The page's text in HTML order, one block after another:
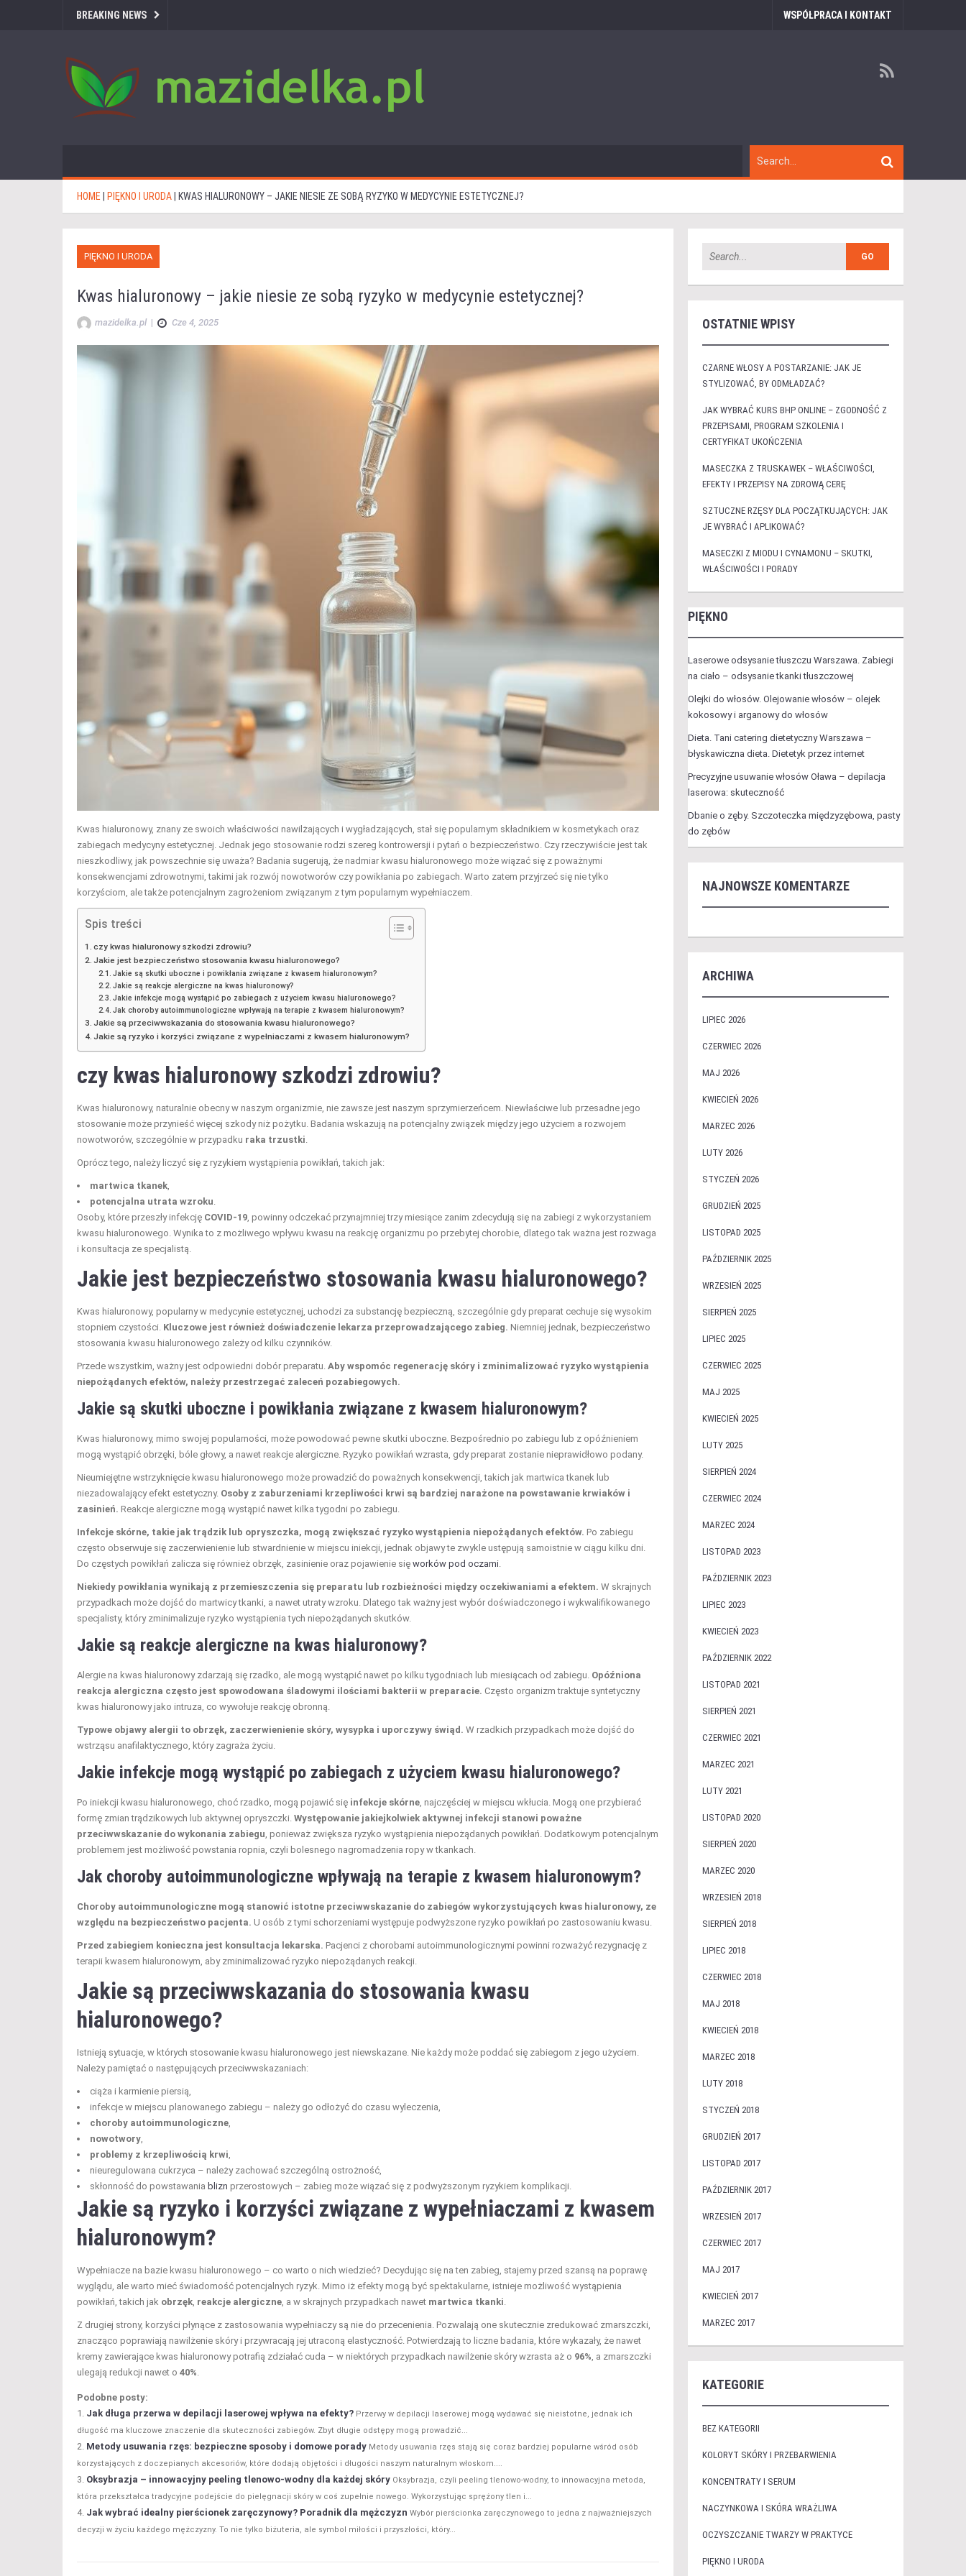
BREAKING NEWS WSPÓŁPRACA I KONTAKT
HOME PIĘKNO I URODA KWAS HIALURONOWY – JAKIE NIESIE ZE SOBĄ RYZYKO W MEDYCYNIE ESTETYCZNEJ?
PIĘKNO I URODA
Kwas hialuronowy – jakie niesie ze sobą ryzyko w medycynie estetycznej?
mazidelka.pl | Cze 4, 2025
Kwas hialuronowy, znany ze swoich właściwości nawilżających i wygładzających, stał się popularnym składnikiem w kosmetykach oraz
zabiegach medycyny estetycznej. Jednak jego stosowanie rodzi szereg kontrowersji i pytań o bezpieczeństwo. Czy rzeczywiście jest tak
nieszkodliwy, jak powszechnie się uważa? Badania sugerują, że nadmiar kwasu hialuronowego może wiązać się z poważnymi
konsekwencjami zdrowotnymi, takimi jak rozwój nowotworów czy powikłania po zabiegach. Warto zatem przyjrzeć się nie tylko
korzyściom, ale także potencjalnym zagrożeniom związanym z tym popularnym wypełniaczem.
Spis treści
czy kwas hialuronowy szkodzi zdrowiu?
Jakie jest bezpieczeństwo stosowania kwasu hialuronowego?
Jakie są skutki uboczne i powikłania związane z kwasem hialuronowym?
Jakie są reakcje alergiczne na kwas hialuronowy?
Jakie infekcje mogą wystąpić po zabiegach z użyciem kwasu hialuronowego?
Jak choroby autoimmunologiczne wpływają na terapie z kwasem hialuronowym?
Jakie są przeciwwskazania do stosowania kwasu hialuronowego?
Jakie są ryzyko i korzyści związane z wypełniaczami z kwasem hialuronowym?
czy kwas hialuronowy szkodzi zdrowiu?
Kwas hialuronowy, naturalnie obecny w naszym organizmie, nie zawsze jest naszym sprzymierzeńcem. Niewłaściwe lub przesadne jego
stosowanie może przynieść więcej szkody niż pożytku. Badania wskazują na potencjalny związek między jego użyciem a rozwojem
nowotworów, szczególnie w przypadku raka trzustki
Oprócz tego, należy liczyć się z ryzykiem wystąpienia powikłań, takich jak:
martwica tkanek
potencjalna utrata wzroku
Osoby, które przeszły infekcję COVID-19 , powinny odczekać przynajmniej trzy miesiące zanim zdecydują się na zabiegi z wykorzystaniem
kwasu hialuronowego. Wynika to z możliwego wpływu kwasu na reakcję organizmu po przebytej chorobie, dlatego tak ważna jest rozwaga
i konsultacja ze specjalistą.
Jakie jest bezpieczeństwo stosowania kwasu hialuronowego?
Kwas hialuronowy, popularny w medycynie estetycznej, uchodzi za substancję bezpieczną, szczególnie gdy preparat cechuje się wysokim
stopniem czystości. Kluczowe jest również doświadczenie lekarza przeprowadzającego zabieg. Niemniej jednak, bezpieczeństwo
stosowania kwasu hialuronowego zależy od kilku czynników.
Przede wszystkim, ważny jest odpowiedni dobór preparatu. Aby wspomóc regenerację skóry i zminimalizować ryzyko wystąpienia
niepożądanych efektów, należy przestrzegać zaleceń pozabiegowych.
Jakie są skutki uboczne i powikłania związane z kwasem hialuronowym?
Kwas hialuronowy, mimo swojej popularności, może powodować pewne skutki uboczne. Bezpośrednio po zabiegu lub z opóźnieniem
mogą wystąpić obrzęki, bóle głowy, a nawet reakcje alergiczne. Ryzyko powikłań wzrasta, gdy preparat zostanie nieprawidłowo podany.
Nieumiejętne wstrzyknięcie kwasu hialuronowego może prowadzić do poważnych konsekwencji, takich jak martwica tkanek lub
niezadowalający efekt estetyczny. Osoby z zaburzeniami krzepliwości krwi są bardziej narażone na powstawanie krwiaków i
zasinień. Reakcje alergiczne mogą wystąpić nawet kilka tygodni po zabiegu.
Infekcje skórne, takie jak trądzik lub opryszczka, mogą zwiększać ryzyko wystąpienia niepożądanych efektów. Po zabiegu
często obserwuje się zaczerwienienie lub stwardnienie w miejscu iniekcji, jednak objawy te zwykle ustępują samoistnie w ciągu kilku dni.
Do częstych powikłań zalicza się również obrzęk, zasinienie oraz pojawienie się worków pod oczami
Niekiedy powikłania wynikają z przemieszczenia się preparatu lub rozbieżności między oczekiwaniami a efektem. W skrajnych
przypadkach może dojść do martwicy tkanki, a nawet utraty wzroku. Dlatego tak ważny jest wybór doświadczonego i wykwalifikowanego
specjalisty, który zminimalizuje ryzyko wystąpienia tych niepożądanych skutków.
Jakie są reakcje alergiczne na kwas hialuronowy?
Alergie na kwas hialuronowy zdarzają się rzadko, ale mogą wystąpić nawet po kilku tygodniach lub miesiącach od zabiegu. Opóźniona
reakcja alergiczna często jest spowodowana śladowymi ilościami bakterii w preparacie. Często organizm traktuje syntetyczny
kwas hialuronowy jako intruza, co wywołuje reakcję obronną.
Typowe objawy alergii to obrzęk, zaczerwienienie skóry, wysypka i uporczywy świąd. W rzadkich przypadkach może dojść do
wstrząsu anafilaktycznego, który zagraża życiu.
Jakie infekcje mogą wystąpić po zabiegach z użyciem kwasu hialuronowego?
Po iniekcji kwasu hialuronowego, choć rzadko, mogą pojawić się infekcje skórne , najczęściej w miejscu wkłucia. Mogą one przybierać
formę zmian trądzikowych lub aktywnej opryszczki. Występowanie jakiejkolwiek aktywnej infekcji stanowi poważne
przeciwwskazanie do wykonania zabiegu , ponieważ zwiększa ryzyko wystąpienia niepożądanych powikłań. Dodatkowym potencjalnym
problemem jest możliwość powstania ropnia, czyli bolesnego nagromadzenia ropy w tkankach.
Jak choroby autoimmunologiczne wpływają na terapie z kwasem hialuronowym?
Choroby autoimmunologiczne mogą stanowić istotne przeciwwskazanie do zabiegów wykorzystujących kwas hialuronowy, ze
względu na bezpieczeństwo pacjenta. U osób z tymi schorzeniami występuje podwyższone ryzyko powikłań po zastosowaniu kwasu.
Przed zabiegiem konieczna jest konsultacja lekarska. Pacjenci z chorobami autoimmunologicznymi powinni rozważyć rezygnację z
terapii kwasem hialuronowym, aby zminimalizować ryzyko niepożądanych reakcji.
Jakie są przeciwwskazania do stosowania kwasu
hialuronowego?
Istnieją sytuacje, w których stosowanie kwasu hialuronowego jest niewskazane. Nie każdy może poddać się zabiegom z jego użyciem.
Należy pamiętać o następujących przeciwwskazaniach:
ciąża i karmienie piersią,
infekcje w miejscu planowanego zabiegu – należy go odłożyć do czasu wyleczenia,
choroby autoimmunologiczne
nowotwory
problemy z krzepliwością krwi
nieuregulowana cukrzyca – należy zachować szczególną ostrożność,
skłonność do powstawania blizn przerostowych – zabieg może wiązać się z podwyższonym ryzykiem komplikacji.
Jakie są ryzyko i korzyści związane z wypełniaczami z kwasem
hialuronowym?
Wypełniacze na bazie kwasu hialuronowego – co warto o nich wiedzieć? Decydując się na ten zabieg, stajemy przed szansą na poprawę
wyglądu, ale warto mieć świadomość potencjalnych ryzyk. Mimo iż efekty mogą być spektakularne, istnieje możliwość wystąpienia
powikłań, takich jak obrzęk reakcje alergiczne , a w skrajnych przypadkach nawet martwica tkanki
Z drugiej strony, korzyści płynące z zastosowania wypełniaczy są nie do przecenienia. Pozwalają one skutecznie zredukować zmarszczki,
znacząco poprawiają nawilżenie skóry i przywracają jej utraconą elastyczność. Potwierdzają to liczne badania, które wykazały, że nawet
kremy zawierające kwas hialuronowy potrafią zdziałać cuda – w niektórych przypadkach nawilżenie skóry wzrasta aż o 96% , a zmarszczki
ulegają redukcji nawet o 40%
Podobne posty:
Jak długa przerwa w depilacji laserowej wpływa na efekty? Przerwy w depilacji laserowej mogą wydawać się nieistotne, jednak ich
długość ma kluczowe znaczenie dla skuteczności zabiegów. Zbyt długie odstępy mogą prowadzić...
Metody usuwania rzęs: bezpieczne sposoby i domowe porady Metody usuwania rzęs stają się coraz bardziej popularne wśród osób
korzystających z doczepianych akcesoriów, które dodają objętości i długości naszym naturalnym włoskom....
Oksybrazja – innowacyjny peeling tlenowo-wodny dla każdej skóry Oksybrazja, czyli peeling tlenowo-wodny, to innowacyjna metoda,
która przekształca tradycyjne podejście do pielęgnacji skóry w coś zupełnie nowego. Wykorzystując sprężony tlen i...
Jak wybrać idealny pierścionek zaręczynowy? Poradnik dla mężczyzn Wybór pierścionka zaręczynowego to jedna z najważniejszych
decyzji w życiu każdego mężczyzny. To nie tylko biżuteria, ale symbol miłości i przyszłości, który...
OSTATNIE WPISY
CZARNE WŁOSY A POSTARZANIE: JAK JE
STYLIZOWAĆ, BY ODMŁADZAĆ?
JAK WYBRAĆ KURS BHP ONLINE – ZGODNOŚĆ Z
PRZEPISAMI, PROGRAM SZKOLENIA I
CERTYFIKAT UKOŃCZENIA
MASECZKA Z TRUSKAWEK – WŁAŚCIWOŚCI,
EFEKTY I PRZEPISY NA ZDROWĄ CERĘ
SZTUCZNE RZĘSY DLA POCZĄTKUJĄCYCH: JAK
JE WYBRAĆ I APLIKOWAĆ?
MASECZKI Z MIODU I CYNAMONU – SKUTKI,
WŁAŚCIWOŚCI I PORADY
PIĘKNO
Laserowe odsysanie tłuszczu Warszawa. Zabiegi
na ciało – odsysanie tkanki tłuszczowej
Olejki do włosów. Olejowanie włosów – olejek
kokosowy i arganowy do włosów
Dieta. Tani catering dietetyczny Warszawa –
błyskawiczna dieta. Dietetyk przez internet
Precyzyjne usuwanie włosów Oława – depilacja
laserowa: skuteczność
Dbanie o zęby. Szczoteczka międzyzębowa, pasty
do zębów
NAJNOWSZE KOMENTARZE
ARCHIWA
LIPIEC 2026
CZERWIEC 2026
MAJ 2026
KWIECIEŃ 2026
MARZEC 2026
LUTY 2026
STYCZEŃ 2026
GRUDZIEŃ 2025
LISTOPAD 2025
PAŹDZIERNIK 2025
WRZESIEŃ 2025
SIERPIEŃ 2025
LIPIEC 2025
CZERWIEC 2025
MAJ 2025
KWIECIEŃ 2025
LUTY 2025
SIERPIEŃ 2024
CZERWIEC 2024
MARZEC 2024
LISTOPAD 2023
PAŹDZIERNIK 2023
LIPIEC 2023
KWIECIEŃ 2023
PAŹDZIERNIK 2022
LISTOPAD 2021
SIERPIEŃ 2021
CZERWIEC 2021
MARZEC 2021
LUTY 2021
LISTOPAD 2020
SIERPIEŃ 2020
MARZEC 2020
WRZESIEŃ 2018
SIERPIEŃ 2018
LIPIEC 2018
CZERWIEC 2018
MAJ 2018
KWIECIEŃ 2018
MARZEC 2018
LUTY 2018
STYCZEŃ 2018
GRUDZIEŃ 2017
LISTOPAD 2017
PAŹDZIERNIK 2017
WRZESIEŃ 2017
CZERWIEC 2017
MAJ 2017
KWIECIEŃ 2017
MARZEC 2017
KATEGORIE
BEZ KATEGORII
KOLORYT SKÓRY I PRZEBARWIENIA
KONCENTRATY I SERUM
NACZYNKOWA I SKÓRA WRAŻLIWA
OCZYSZCZANIE TWARZY W PRAKTYCE
PIĘKNO I URODA